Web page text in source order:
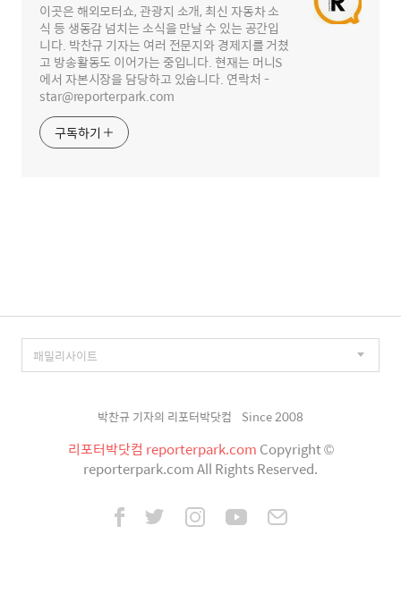
이곳은 해외모터쇼, 관광지 소개, 최신 자동차 소
식 등 생동감 넘치는 소식을 만날 수 있는 공간입
니다. 박찬규 기자는 여러 전문지와 경제지를 거쳤
고 방송활동도 이어가는 중입니다. 현재는 머니S
에서 자본시장을 담당하고 있숩니다. 연락처 -
star@reporterpark.com
구독하기
박찬규 기자의 리포터박닷컴 Since 2008
리포터박닷컴 reporterpark.com Copyright ©
reporterpark.com All Rights Reserved.